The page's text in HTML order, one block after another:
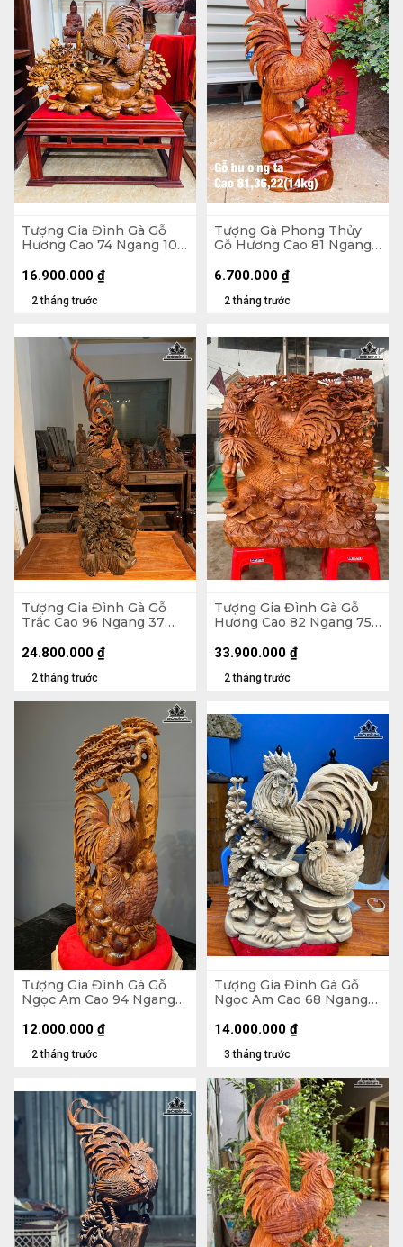
Tượng Gia Đình Gà Gỗ
Hương Cao 74 Ngang 105
125 Ngang 109 Sâu 58
2 tháng trước
16.900.000 ₫
Tượng Gà Phong Thủy
Gỗ Hương Cao 81 Ngang
2 tháng trước
6.700.000 ₫
Tượng Gia Đình Gà Gỗ
Trắc Cao 96 Ngang 37
2 tháng trước
24.800.000 ₫
Tượng Gia Đình Gà Gỗ
Hương Cao 82 Ngang 75
2 tháng trước
33.900.000 ₫
Tượng Gia Đình Gà Gỗ
Ngọc Am Cao 94 Ngang
2 tháng trước
12.000.000 ₫
Tượng Gia Đình Gà Gỗ
Ngọc Am Cao 68 Ngang
3 tháng trước
14.000.000 ₫